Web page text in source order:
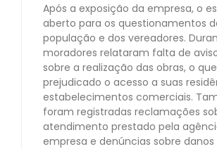
Após a exposição da empresa, o
aberto para os questionamentos
população e dos vereadores.
moradores relataram falta de
sobre a realização das obras, o
prejudicado o acesso a suas
estabelecimentos comerciais.
foram registradas reclamações
atendimento prestado pela
empresa e denúncias sobre